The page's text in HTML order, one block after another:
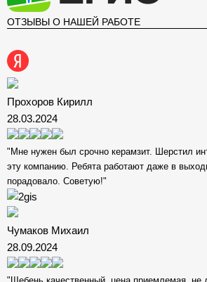
ОТЗЫВЫ О НАШЕЙ РАБОТЕ
Прохоров Кирилл
28.03.2024
"Мне нужен был срочно керамзит. Шерстил
эту компанию. Ребята работают даже в
порадовало. Советую!"
Чумаков Михаил
28.09.2024